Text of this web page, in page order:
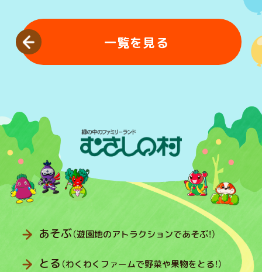
一覧を見る
あそぶ（遊園地のアトラクションであそぶ！）
とる （わくわくファームで野菜や果物をとる！）